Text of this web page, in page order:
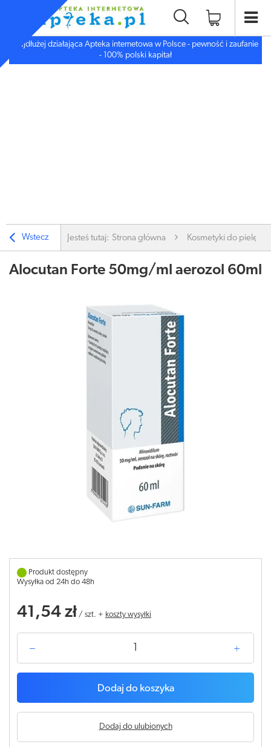
Najdłużej działająca Apteka internetowa w Polsce - pewność i zaufanie
- 100% polski kapitał
Wstecz Jesteś tutaj: Strona główna Kosmetyki do
Alocutan Forte 50mg/ml aerozol 60ml
Produkt dostępny
Wysyłka od 24h do 48h
41,54 zł / szt. + koszty wysyłki
Dodaj do koszyka
Dodaj do ulubionych